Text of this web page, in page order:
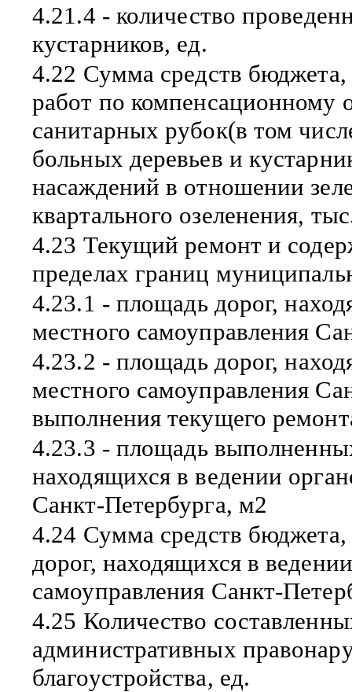
4.21.4 - количество
кустарников, ед.
4.22 Сумма средств
работ по компенсационному
санитарных рубок(в том
больных деревьев и
насаждений в отношении
квартального озеленения,
4.23 Текущий ремонт и
пределах границ
4.23.1 - площадь дорог,
местного самоуправления
4.23.2 - площадь дорог,
местного самоуправления
выполнения текущего
4.23.3 - площадь
находящихся в ведении
Санкт-Петербурга, м2
4.24 Сумма средств
дорог, находящихся в
самоуправления Санкт-
4.25 Количество
административных
благоустройства, ед.